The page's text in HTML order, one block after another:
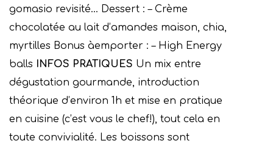
gomasio revisité… Dessert : – Crème
chocolatée au lait d’amandes maison, chia,
myrtilles Bonus àemporter : – High Energy
balls INFOS PRATIQUES Un mix entre
dégustation gourmande, introduction
théorique d’environ 1h et mise en pratique
en cuisine (c’est vous le chef!), tout cela en
toute convivialité. Les boissons sont